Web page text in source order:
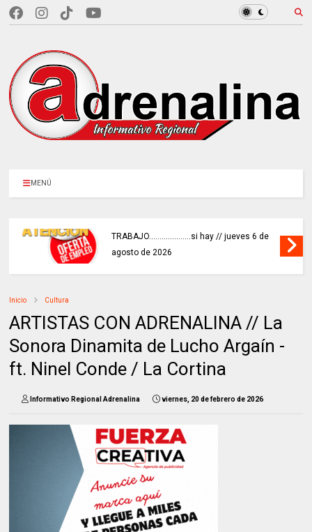
MENÚ
TRABAJO....................si hay // jueves 6 de
agosto de 2026
Inicio Cultura
ARTISTAS CON ADRENALINA // La
Sonora Dinamita de Lucho Argaín -
ft. Ninel Conde / La Cortina
Informativo Regional Adrenalina viernes, 20 de febrero de 2026